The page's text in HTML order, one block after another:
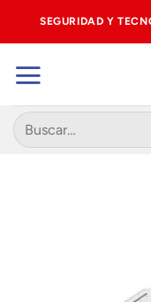
SEGURIDAD Y
Buscar
por: